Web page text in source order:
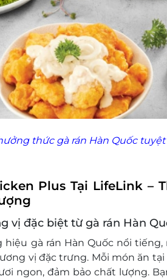
Huyện Đức Hòa, Long An
Mỹ Hạnh Nam, Huyện Đức Hòa, Long
5, Thị trấn Đức Hoà, Huyện Đức Hoà,
10, ấp Bình Tiền 1 , xã Đức Hoà Hạ ,
phố Đông Hà, Quảng Trị
Đắk Mil, Đắk Nông
1, Mỹ An, Tháp Mười, Đồng Tháp
Lãnh, Đồng Tháp
thức gà rán Hàn Quốc
Plus Tại LifeLink –
vị đặc biệt từ gà rán Hàn
hiệu gà rán Hàn Quốc nổi
vị đặc trưng. Mỗi món ăn
ngon, đảm bảo chất lượng.